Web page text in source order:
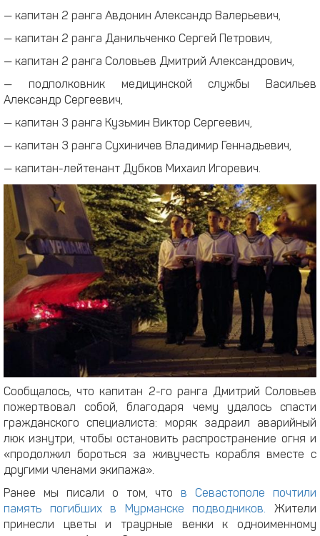
— капитан 2 ранга Авдонин Александр Валерьевич,
— капитан 2 ранга Данильченко Сергей Петрович,
— капитан 2 ранга Соловьев Дмитрий Александрович,
— подполковник медицинской службы Васильев
Александр Сергеевич,
— капитан 3 ранга Кузьмин Виктор Сергеевич,
— капитан 3 ранга Сухиничев Владимир Геннадьевич,
— капитан-лейтенант Дубков Михаил Игоревич.
Сообщалось, что капитан 2-го ранга Дмитрий Соловьев
пожертвовал собой, благодаря чему удалось спасти
гражданского специалиста: моряк задраил аварийный
люк изнутри, чтобы остановить распространение огня и
«продолжил бороться за живучесть корабля вместе с
другими членами экипажа».
Ранее мы писали о том, чтов Севастополе почтили
память погибших в Мурманске подводников. Жители
принесли цветы и траурные венки к одноименному